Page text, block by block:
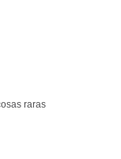
raras